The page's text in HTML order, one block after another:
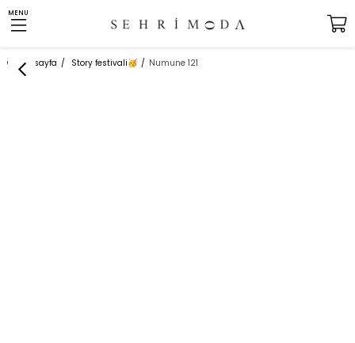
MENU
Anasayfa Story festivali🥳 Numune 121